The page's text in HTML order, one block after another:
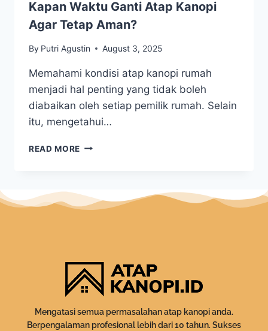
Kapan Waktu Ganti Atap Kanopi
Agar Tetap Aman?
By Putri Agustin August 3, 2025
Memahami kondisi atap kanopi rumah
menjadi hal penting yang tidak boleh
diabaikan oleh setiap pemilik rumah. Selain
itu, mengetahui…
READ MORE
Mengatasi semua permasalahan atap kanopi anda.
Berpengalaman profesional lebih dari 10 tahun. Sukses